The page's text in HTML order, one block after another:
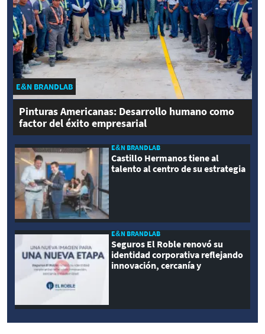
E&N BRANDLAB
Pinturas Americanas: Desarrollo humano como
factor del éxito empresarial
E&N BRANDLAB
Castillo Hermanos tiene al
talento al centro de su estrategia
E&N BRANDLAB
Seguros El Roble renovó su
identidad corporativa reflejando
innovación, cercanía y